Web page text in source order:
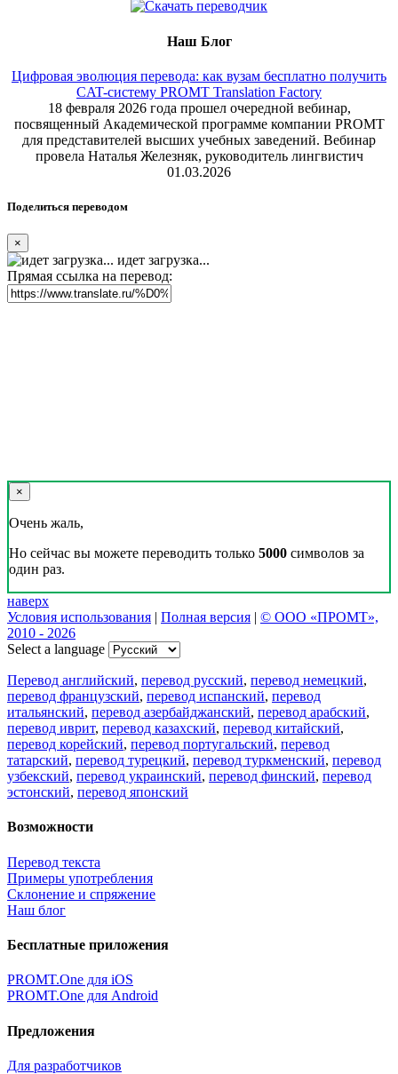
Наш Блог
Цифровая эволюция перевода: как вузам бесплатно получить
CAT-систему PROMT Translation Factory
18 февраля 2026 года прошел очередной вебинар,
посвященный Академической программе компании PROMT
для представителей высших учебных заведений. Вебинар
провела Наталья Железняк, руководитель лингвистич
01.03.2026
Поделиться переводом
×
идет загрузка...
Прямая ссылка на перевод:
×
Очень жаль,
Но сейчас вы можете переводить только 5000 символов за
один раз.
наверх
Условия использования | Полная версия | © ООО «ПРОМТ»,
2010 - 2026
Select a language
Перевод английский, перевод русский, перевод немецкий,
перевод французский, перевод испанский, перевод
итальянский, перевод азербайджанский, перевод арабский,
перевод иврит, перевод казахский, перевод китайский,
перевод корейский, перевод португальский, перевод
татарский, перевод турецкий, перевод туркменский, перевод
узбекский, перевод украинский, перевод финский, перевод
эстонский, перевод японский
Возможности
Перевод текста
Примеры употребления
Склонение и спряжение
Наш блог
Бесплатные приложения
PROMT.One для iOS
PROMT.One для Android
Предложения
Для разработчиков